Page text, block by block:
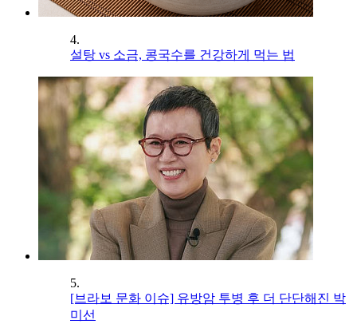
4.
설탕 vs 소금, 콩국수를 건강하게 먹는 법
5.
[브라보 문화 이슈] 유방암 투병 후 더 단단해진 박
미선